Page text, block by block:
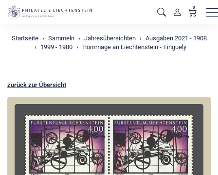
0
Startseite Sammeln Jahresübersichten
Ausgaben 2021 - 1908
1999 - 1980
Hommage an Liechtenstein - Tinguely
zurück zur Übersicht